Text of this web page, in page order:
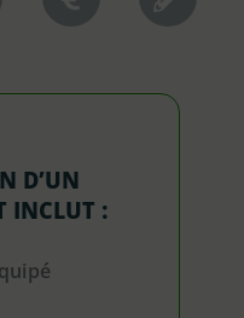
D’UN
INCLUT :